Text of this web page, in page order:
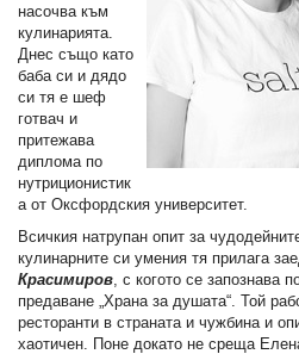
насочва към
кулинарията.
Днес също като
баба си и дядо
си тя е шеф
готвач и
притежава
диплома по
нутриционистик
а от Оксфордския университет.
Всичкия натрупан опит за
кулинарните си умения тя прилага
Красимиров , с когото се запознава
предаване „Храна за душата“. Той
ресторанти в страната и чужбина и
хаотичен. Поне докато не среща